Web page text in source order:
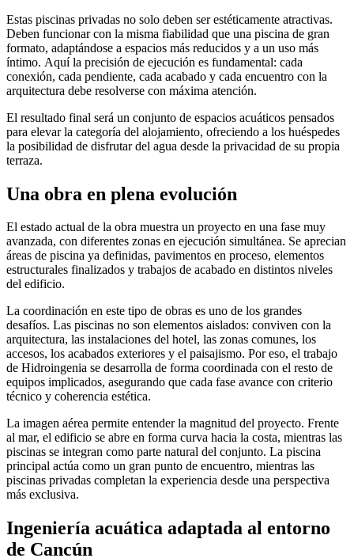
Estas piscinas privadas no solo deben ser estéticamente atractivas.
Deben funcionar con la misma fiabilidad que una piscina de gran
formato, adaptándose a espacios más reducidos y a un uso más
íntimo. Aquí la precisión de ejecución es fundamental: cada
conexión, cada pendiente, cada acabado y cada encuentro con la
arquitectura debe resolverse con máxima atención.
El resultado final será un conjunto de espacios acuáticos pensados
para elevar la categoría del alojamiento, ofreciendo a los huéspedes
la posibilidad de disfrutar del agua desde la privacidad de su propia
terraza.
Una obra en plena evolución
El estado actual de la obra muestra un proyecto en una fase muy
avanzada, con diferentes zonas en ejecución simultánea. Se aprecian
áreas de piscina ya definidas, pavimentos en proceso, elementos
estructurales finalizados y trabajos de acabado en distintos niveles
del edificio.
La coordinación en este tipo de obras es uno de los grandes
desafíos. Las piscinas no son elementos aislados: conviven con la
arquitectura, las instalaciones del hotel, las zonas comunes, los
accesos, los acabados exteriores y el paisajismo. Por eso, el trabajo
de Hidroingenia se desarrolla de forma coordinada con el resto de
equipos implicados, asegurando que cada fase avance con criterio
técnico y coherencia estética.
La imagen aérea permite entender la magnitud del proyecto. Frente
al mar, el edificio se abre en forma curva hacia la costa, mientras las
piscinas se integran como parte natural del conjunto. La piscina
principal actúa como un gran punto de encuentro, mientras las
piscinas privadas completan la experiencia desde una perspectiva
más exclusiva.
Ingeniería acuática adaptada al entorno
de Cancún